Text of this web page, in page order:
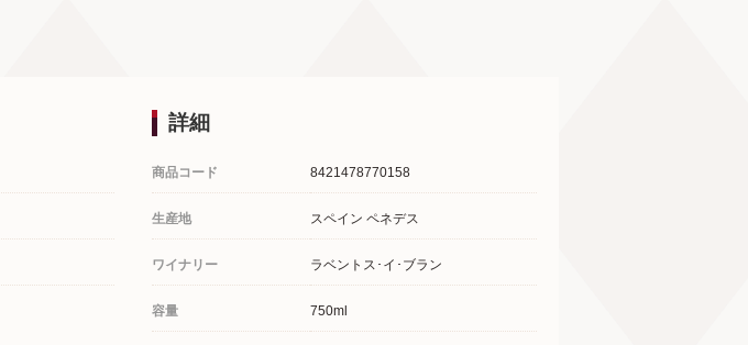
詳細
商品コード 8421478770158
生産地 スペイン ペネデス
ワイナリー ラベントス･イ･ブラン
容量 750ml